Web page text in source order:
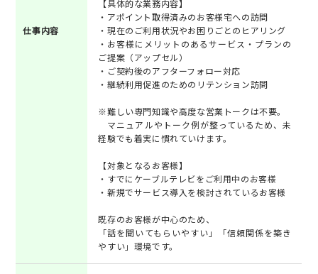
仕事内容
【具体的な業務内容】
・アポイント取得済みのお客様宅への訪問
・現在のご利用状況やお困りごとのヒアリング
・お客様にメリットのあるサービス・プランの
ご提案（アップセル）
・ご契約後のアフターフォロー対応
・継続利用促進のためのリテンション訪問
※難しい専門知識や高度な営業トークは不要。
マニュアルやトーク例が整っているため、未
経験でも着実に慣れていけます。
【対象となるお客様】
・すでにケーブルテレビをご利用中のお客様
・新規でサービス導入を検討されているお客様
既存のお客様が中心のため、
「話を聞いてもらいやすい」「信頼関係を築き
やすい」環境です。